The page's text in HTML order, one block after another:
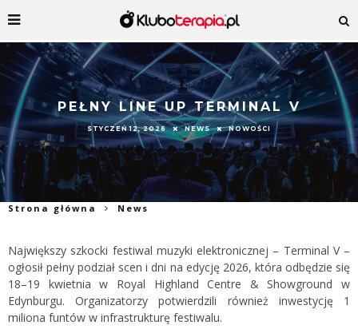
PEŁNY LINE UP TERMINAL V
STYCZEŃ 12, 2026 NEWS NOWOŚCI
Strona główna News
Największy szkocki festiwal muzyki elektronicznej – Terminal V –
ogłosił pełny podział scen i dni na edycję 2026, która odbędzie się
18–19 kwietnia w Royal Highland Centre & Showground w
Edynburgu. Organizatorzy potwierdzili również inwestycję 1
miliona funtów w infrastrukturę festiwalu.